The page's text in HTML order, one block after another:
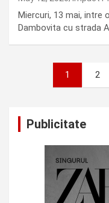
Miercuri, 13 mai, intre
Dambovita cu strada
pagination
1 2
Publicitate